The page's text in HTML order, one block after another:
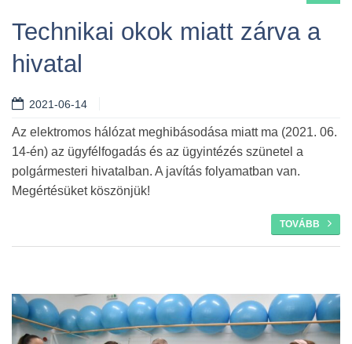
Technikai okok miatt zárva a
hivatal
2021-06-14
Az elektromos hálózat meghibásodása miatt ma (2021. 06.
14-én) az ügyfélfogadás és az ügyintézés szünetel a
polgármesteri hivatalban. A javítás folyamatban van.
Megértésüket köszönjük!
TOVÁBB